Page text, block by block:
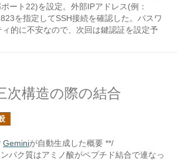
ート22)を設定。外部IPアドレス(例：
を指定してSSH接続を確認した。パスワ
的に不安なので、次回は鍵認証を設定予
次構造の際の結合
Geminiが自動生成した概要 **/
ンパク質はアミノ酸がペプチド結合で連なっ